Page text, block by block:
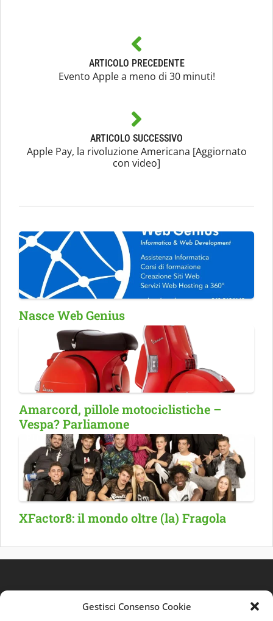
Gestisci Consenso Cookie
ARTICOLO PRECEDENTE
Evento Apple a meno di 30 minuti!
ARTICOLO SUCCESSIVO
Apple Pay, la rivoluzione Americana [Aggiornato
con video]
Nasce Web Genius
Amarcord, pillole motociclistiche –
Vespa? Parliamone
XFactor8: il mondo oltre (la) Fragola